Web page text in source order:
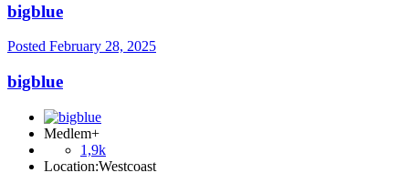
bigblue
Posted February 28, 2025
bigblue
Medlem+
1,9k
Location:Westcoast